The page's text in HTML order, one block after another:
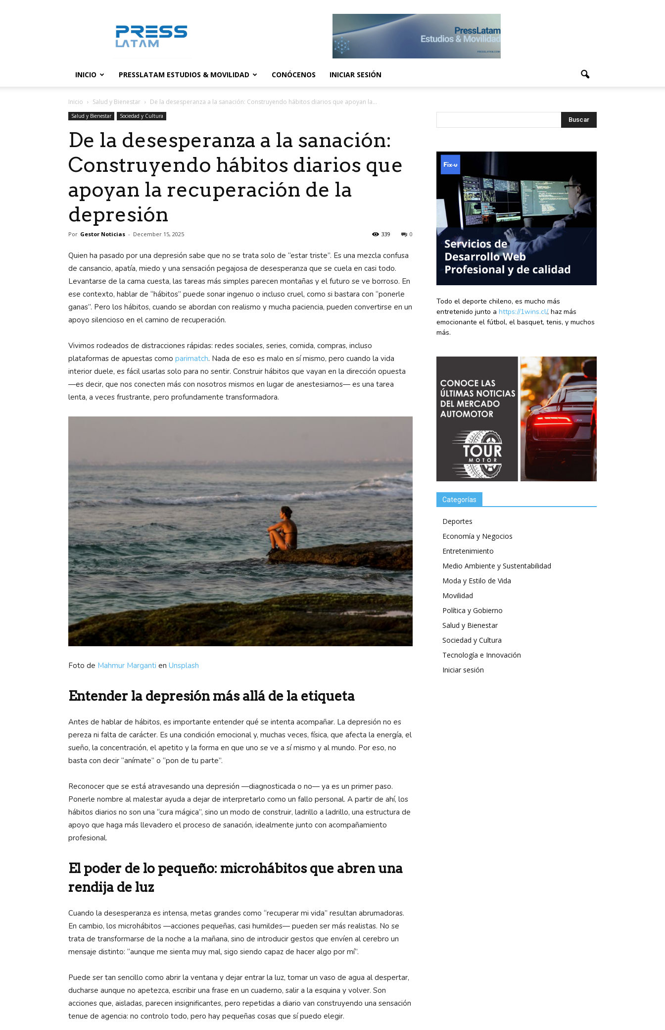
noticias
INICIO PRESSLATAM ESTUDIOS & MOVILIDAD CONÓCENOS INICIAR SESIÓN
Inicio Salud y Bienestar De la desesperanza a la sanación: Construyendo hábitos diarios que apoyan la...
Salud y Bienestar Sociedad y Cultura
De la desesperanza a la sanación:
Construyendo hábitos diarios que
apoyan la recuperación de la
depresión
Por Gestor Noticias - December 15, 2025 0
339
Quien ha pasado por una depresión sabe que no se trata solo de “estar triste”. Es una mezcla confusa
de cansancio, apatía, miedo y una sensación pegajosa de desesperanza que se cuela en casi todo.
Levantarse de la cama cuesta, las tareas más simples parecen montañas y el futuro se ve borroso. En
ese contexto, hablar de “hábitos” puede sonar ingenuo o incluso cruel, como si bastara con “ponerle
ganas”. Pero los hábitos, cuando se abordan con realismo y mucha paciencia, pueden convertirse en un
apoyo silencioso en el camino de recuperación.
Vivimos rodeados de distracciones rápidas: redes sociales, series, comida, compras, incluso
plataformas de apuestas como parimatch. Nada de eso es malo en sí mismo, pero cuando la vida
interior duele, es fácil usarlas solo para no sentir. Construir hábitos que vayan en la dirección opuesta
—es decir, que nos conecten más con nosotros mismos en lugar de anestesiarnos— es una tarea
lenta, a veces frustrante, pero profundamente transformadora.
Foto de Mahmur Marganti en Unsplash
Entender la depresión más allá de la etiqueta
Antes de hablar de hábitos, es importante entender qué se intenta acompañar. La depresión no es
pereza ni falta de carácter. Es una condición emocional y, muchas veces, física, que afecta la energía, el
sueño, la concentración, el apetito y la forma en que uno se ve a sí mismo y al mundo. Por eso, no
basta con decir “anímate” o “pon de tu parte”.
Reconocer que se está atravesando una depresión —diagnosticada o no— ya es un primer paso.
Ponerle nombre al malestar ayuda a dejar de interpretarlo como un fallo personal. A partir de ahí, los
hábitos diarios no son una “cura mágica”, sino un modo de construir, ladrillo a ladrillo, una estructura de
apoyo que haga más llevadero el proceso de sanación, idealmente junto con acompañamiento
profesional.
El poder de lo pequeño: microhábitos que abren una
rendija de luz
Cuando la desesperanza es intensa, metas grandes como “recuperar mi vida” resultan abrumadoras.
En cambio, los microhábitos —acciones pequeñas, casi humildes— pueden ser más realistas. No se
trata de transformarse de la noche a la mañana, sino de introducir gestos que envíen al cerebro un
mensaje distinto: “aunque me sienta muy mal, sigo siendo capaz de hacer algo por mí”.
Puede ser tan sencillo como abrir la ventana y dejar entrar la luz, tomar un vaso de agua al despertar,
ducharse aunque no apetezca, escribir una frase en un cuaderno, salir a la esquina y volver. Son
acciones que, aisladas, parecen insignificantes, pero repetidas a diario van construyendo una sensación
tenue de agencia: no controlo todo, pero hay pequeñas cosas que sí puedo elegir.
Todo el deporte chileno, es mucho más
entretenido junto a https://1wins.cl/, haz más
emocionante el fútbol, el basquet, tenis, y muchos
más.
Categorías
Deportes
Economía y Negocios
Entretenimiento
Medio Ambiente y Sustentabilidad
Moda y Estilo de Vida
Movilidad
Política y Gobierno
Salud y Bienestar
Sociedad y Cultura
Tecnología e Innovación
Iniciar sesión